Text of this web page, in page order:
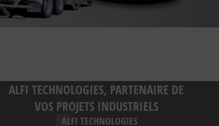
ALFI TECHNOLOGIES, PARTENAIRE DE
VOS PROJETS INDUSTRIELS
ALFI TECHNOLOGIES